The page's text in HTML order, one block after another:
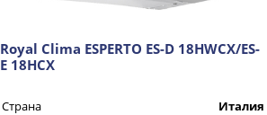
Royal Clima ESPERTO ES-D 18HWCX/ES-
E 18HCX
Страна
Италия